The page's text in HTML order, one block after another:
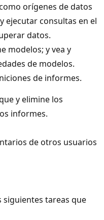
orígenes de datos
ejecutar consultas en el
datos.
modelos; y vea y
de modelos.
de informes.
y elimine los
informes.
de otros usuarios
siguientes tareas que